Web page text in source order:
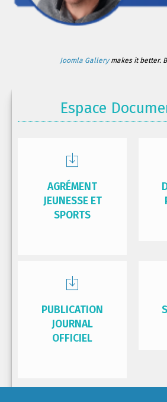
Joomla Gallerymakes it better.
Espace
AGRÉMENT
JEUNESSE ET
SPORTS
PUBLICATION
JOURNAL
OFFICIEL